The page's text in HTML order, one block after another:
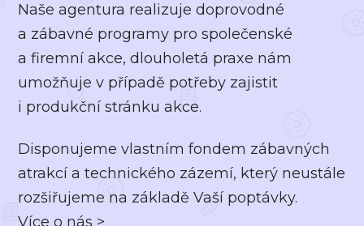
Naše agentura realizuje doprovodné
a zábavné programy pro společenské
a firemní akce, dlouholetá praxe nám
umožňuje v případě potřeby zajistit
i produkční stránku akce.
Disponujeme vlastním fondem zábavných
atrakcí a technického zázemí, který neustále
rozšiřujeme na základě Vaší poptávky.
Více o nás >